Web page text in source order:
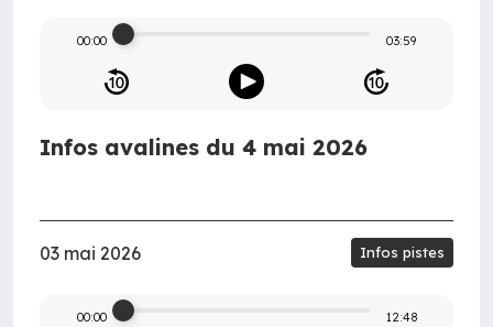
00:00 03:59
Infos avalines du 4 mai 2026
03 mai 2026 Infos pistes
00:00 12:48